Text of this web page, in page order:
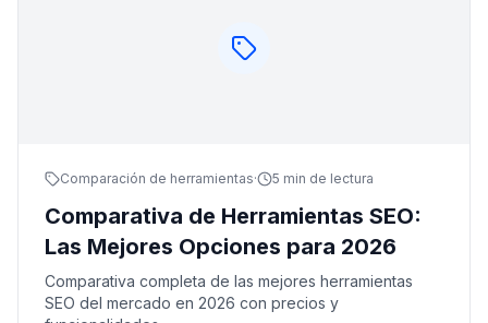
Comparación de herramientas· 5 min de lectura
Comparativa de Herramientas SEO:
Las Mejores Opciones para 2026
Comparativa completa de las mejores herramientas
SEO del mercado en 2026 con precios y